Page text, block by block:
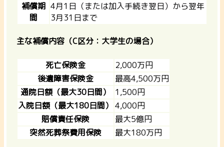
補償期
間
4月1日（または加入手続き翌日）から翌年
3月31日まで
主な補償内容（C区分：大学生の場合）
死亡保険金
2,000万円
後遺障害保険金
最高4,500万円
通院日額（最大30日間）
1,500円
入院日額（最大180日間） 4,000円
賠償責任保険
最大5億円
突然死葬祭費用保険
最大180万円